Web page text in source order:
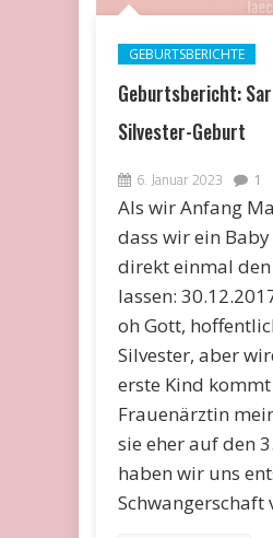
GEBURTSBERICHTE
Geburtsbericht:
Silvester-Geburt
6. Januar 2023 1
Als wir Anfang
dass wir ein
direkt einmal
lassen:
oh Gott,
Silvester, aber
erste Kind
Frauenärztin
sie eher auf den
haben wir uns
Schwangerschaft